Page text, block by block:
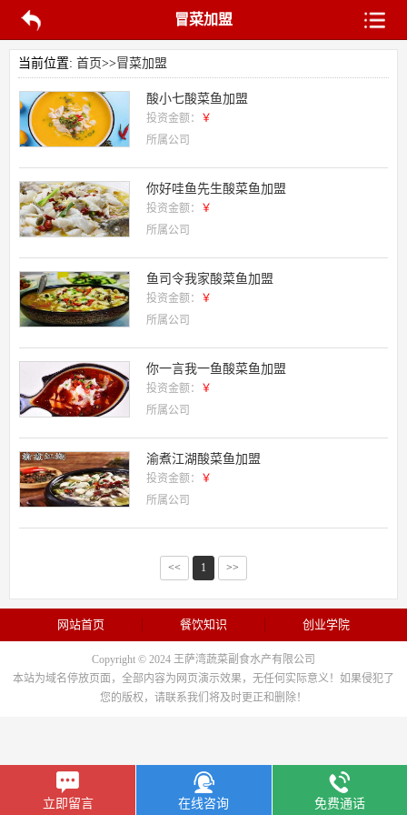
冒菜加盟
当前位置: 首页>>冒菜加盟
酸小七酸菜鱼加盟
投资金额：
￥
所属公司
你好哇鱼先生酸菜鱼加盟
投资金额：
￥
所属公司
鱼司令我家酸菜鱼加盟
投资金额：
￥
所属公司
你一言我一鱼酸菜鱼加盟
投资金额：
￥
所属公司
渝煮江湖酸菜鱼加盟
投资金额：
￥
所属公司
<< 1 >>
网站首页 餐饮知识 创业学院
Copyright © 2024 王萨湾蔬菜副食水产有限公司
本站为域名停放页面，全部内容为网页演示效果，无任何实际意义！如果侵犯了
您的版权，请联系我们将及时更正和删除！
立即留言 在线咨询 免费通话